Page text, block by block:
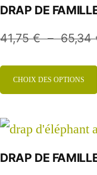
DRAP DE
41,75€ – 65,34
CHOIX DES OPTIONS
DRAP DE